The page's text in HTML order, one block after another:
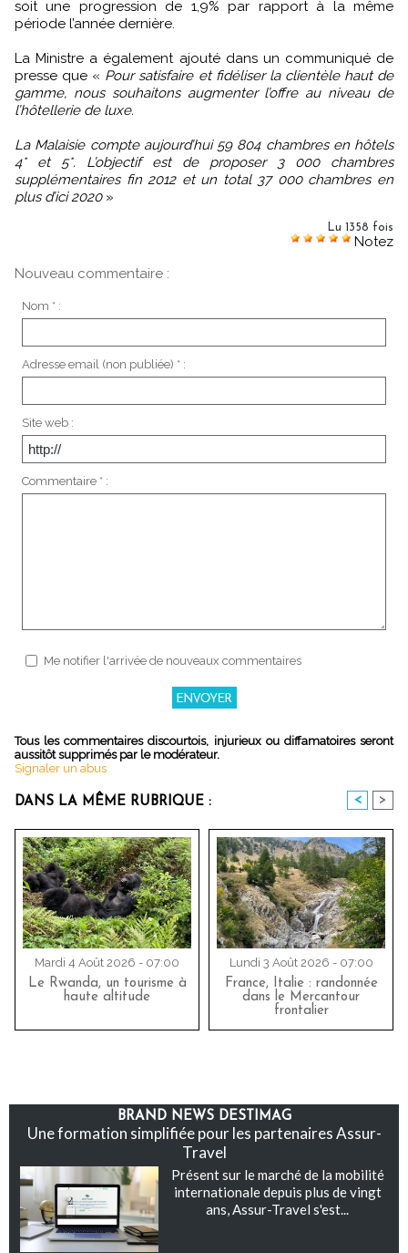
soit une progression de 1,9% par rapport à la même
période l’année dernière.
La Ministre a également ajouté dans un communiqué de
presse que « Pour satisfaire et fidéliser la clientèle haut de
gamme, nous souhaitons augmenter l’offre au niveau de
l’hôtellerie de luxe.
La Malaisie compte aujourd’hui 59 804 chambres en hôtels
4* et 5*. L’objectif est de proposer 3 000 chambres
supplémentaires fin 2012 et un total 37 000 chambres en
plus d’ici 2020»
Lu 1358 fois
Notez
Nouveau commentaire :
Nom * :
Adresse email (non publiée) * :
Site web :
Commentaire * :
Me notifier l'arrivée de nouveaux commentaires
Tous les commentaires discourtois, injurieux ou diffamatoires seront
aussitôt supprimés par le modérateur.
Signaler un abus
DANS LA MÊME RUBRIQUE : < >
Mardi 4 Août 2026 - 07:00
Le Rwanda, un tourisme à
haute altitude
Lundi 3 Août 2026 - 07:00
France, Italie : randonnée
dans le Mercantour
frontalier
BRAND NEWS DESTIMAG
Une formation simplifiée pour les partenaires Assur-
Travel
Présent sur le marché de la mobilité
internationale depuis plus de vingt
ans, Assur-Travel s'est...